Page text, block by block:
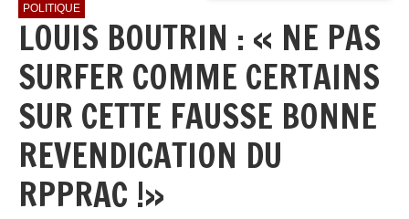
POLITIQUE
LOUIS BOUTRIN : « NE PAS
SURFER COMME CERTAINS
SUR CETTE FAUSSE BONNE
REVENDICATION DU
RPPRAC !»